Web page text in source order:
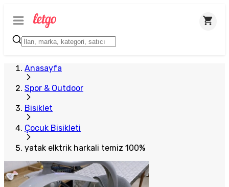
Anasayfa
Spor & Outdoor
Bisiklet
Çocuk Bisikleti
yatak elktrik harkali temiz 100%